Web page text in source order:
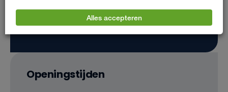
info@hartautoverhuur.nl
Openingstijden
Alles accepteren